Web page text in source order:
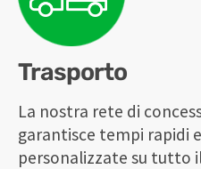
Trasporto
La nostra rete di
garantisce tempi rapidi
personalizzate su tutto